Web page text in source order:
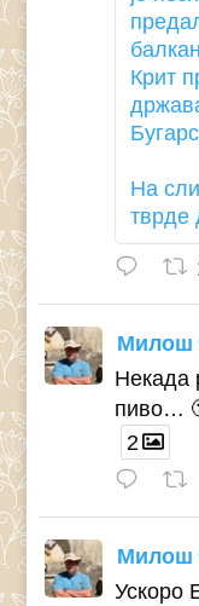
Крит
На
тврде
Милош
Некада
пиво…
2
Милош
Ускоро